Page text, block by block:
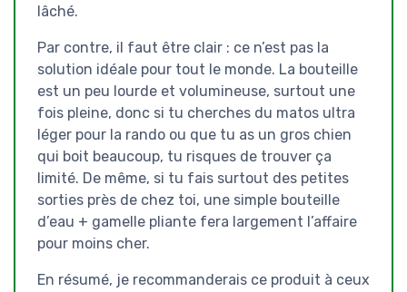
lâché.
Par contre, il faut être clair : ce n’est pas la
solution idéale pour tout le monde. La bouteille
est un peu lourde et volumineuse, surtout une
fois pleine, donc si tu cherches du matos ultra
léger pour la rando ou que tu as un gros chien
qui boit beaucoup, tu risques de trouver ça
limité. De même, si tu fais surtout des petites
sorties près de chez toi, une simple bouteille
d’eau + gamelle pliante fera largement l’affaire
pour moins cher.
En résumé, je recommanderais ce produit à ceux